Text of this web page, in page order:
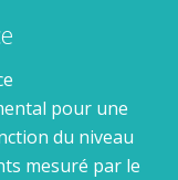
pour une
du niveau
mesuré par le